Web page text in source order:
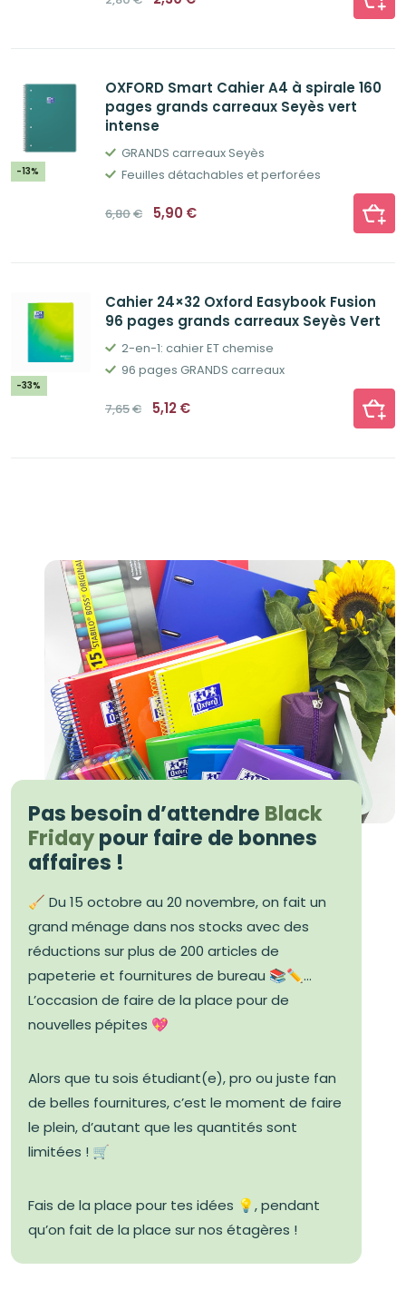
prix
-13%
OXFORD Smart Cahier A4 à spirale 160
pages grands carreaux Seyès vert
intense
GRANDS carreaux Seyès
Feuilles détachables et perforées
6,80€ Le
prix
5,90€
-33%
Cahier 24×32 Oxford Easybook Fusion
96 pages grands carreaux Seyès Vert
2-en-1: cahier ET chemise
96 pages GRANDS carreaux
7,65€ Le
prix
5,12€
Pas besoin d’attendre Black
Fridaypour faire de bonnes
affaires !
🧹 Du 15 octobre au 20 novembre, on fait un
grand ménage dans nos stocks avec des
réductions sur plus de 200 articles de
papeterie et fournitures de bureau 📚✏️...
L’occasion de faire de la place pour de
nouvelles pépites 💖
Alors que tu sois étudiant(e), pro ou juste fan
de belles fournitures, c’est le moment de faire
le plein, d’autant que les quantités sont
limitées ! 🛒
Fais de la place pour tes idées 💡, pendant
qu’on fait de la place sur nos étagères !